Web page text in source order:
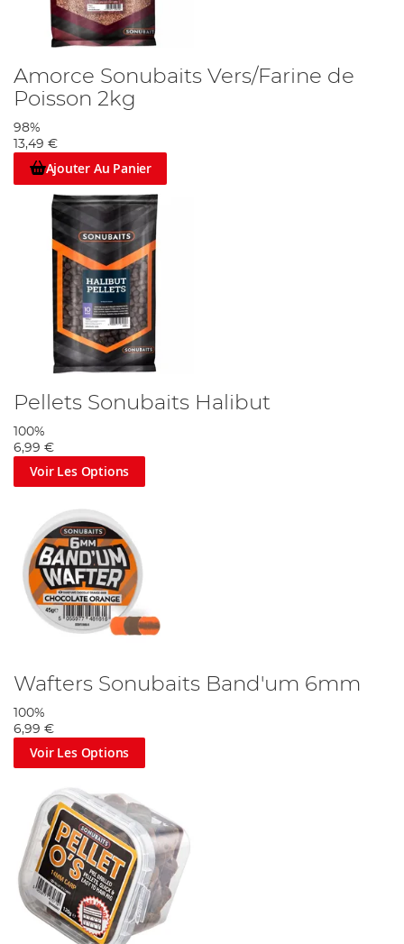
Amorce Sonubaits Vers/Farine de
Poisson 2kg
98%
13,49 €
Ajouter Au Panier
Pellets Sonubaits Halibut
100%
6,99 €
Voir Les Options
Wafters Sonubaits Band'um 6mm
100%
6,99 €
Voir Les Options